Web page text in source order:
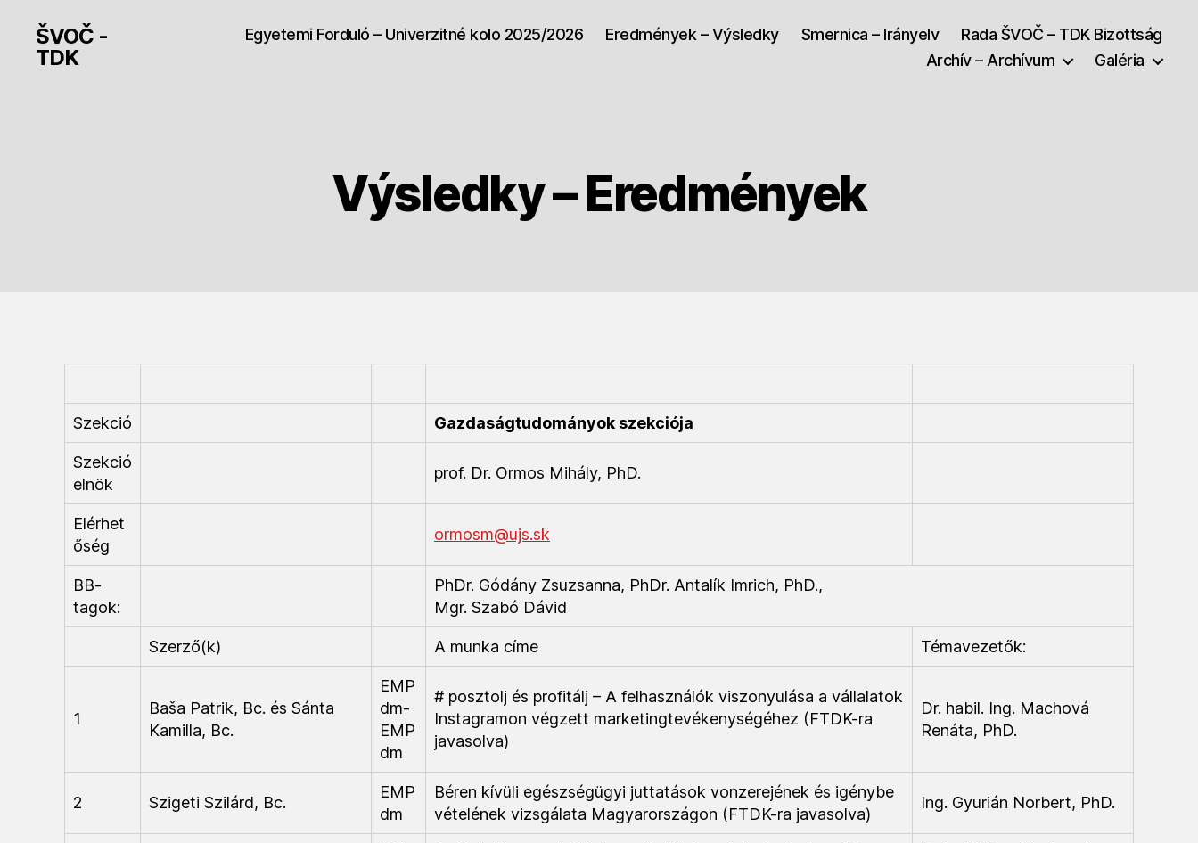
ŠVOČ -
TDK
Egyetemi Forduló – Univerzitné kolo 2025/2026 Eredmények – Výsledky Smernica – Irányelv
Rada ŠVOČ – TDK Bizottság
Archív – Archívum
Galéria
Výsledky – Eredmények
Szekció Gazdaságtudományok szekciója
Szekció
elnök
prof. Dr. Ormos Mihály, PhD.
Elérhet
őség
ormosm@ujs.sk
BB-
tagok:
PhDr. Gódány Zsuzsanna, PhDr. Antalík Imrich, PhD.,
Mgr. Szabó Dávid
Szerző(k) A munka címe Témavezetők:
1
Baša Patrik, Bc. és Sánta
Kamilla, Bc.
EMP
dm-
EMP
dm
# posztolj és profitálj – A felhasználók viszonyulása a vállalatok
Instagramon végzett marketingtevékenységéhez (FTDK-ra
javasolva)
Dr. habil. Ing. Machová
Renáta, PhD.
2 Szigeti Szilárd, Bc.
EMP
dm
Béren kívüli egészségügyi juttatások vonzerejének és igénybe
vételének vizsgálata Magyarországon (FTDK-ra javasolva)
Ing. Gyurián Norbert, PhD.